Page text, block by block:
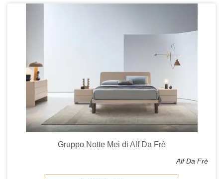
Gruppo Notte Mei di Alf Da Frè
Alf Da Frè